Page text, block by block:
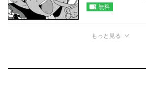
無料
もっと見る